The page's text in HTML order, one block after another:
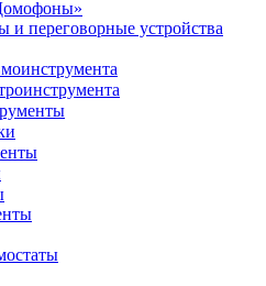
и переговорные устройства